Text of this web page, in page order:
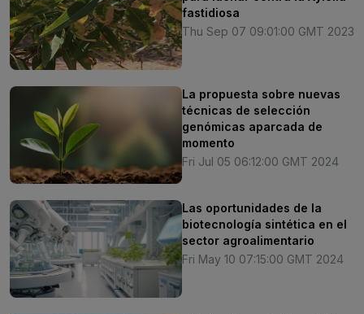
fastidiosa
Thu Sep 07 09:01:00 GMT 2023
La propuesta sobre nuevas
técnicas de selección
genómicas aparcada de
momento
Fri Jul 05 06:12:00 GMT 2024
Las oportunidades de la
biotecnología sintética en el
sector agroalimentario
Fri May 10 07:15:00 GMT 2024